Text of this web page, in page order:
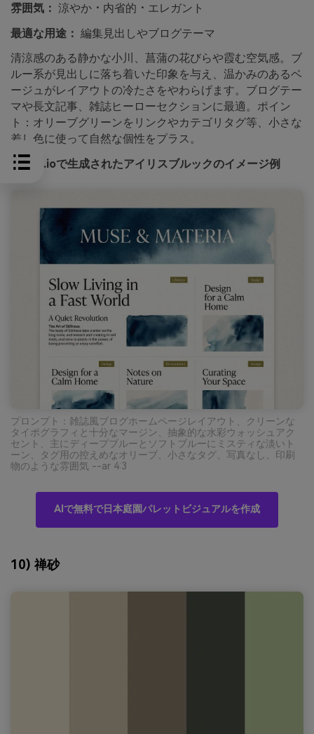
雰囲気： 涼やか・内省的・エレガント
最適な用途： 編集見出しやブログテーマ
清涼感のある静かな小川、菖蒲の花びらや霞む空気感。ブ
ルー系が見出しに落ち着いた印象を与え、温かみのあるベ
ージュがレイアウトの冷たさをやわらげます。ブログテー
マや長文記事、雑誌ヒーローセクションに最適。ポイン
ト：オリーブグリーンをリンクやカテゴリタグ等、小さな
差し色に使って自然な個性をプラス。
media.ioで生成されたアイリスブルックのイメージ例
プロンプト：雑誌風ブログホームページレイアウト、クリーンな
タイポグラフィと十分なマージン、抽象的な水彩ウォッシュアク
セント、主にディープブルーとソフトブルーにミスティな淡いト
ーン、タグ用の控えめなオリーブ、小さなタグ、写真なし、印刷
物のような雰囲気 --ar 4:3
AIで無料で日本庭園パレットビジュアルを作成
10) 禅砂